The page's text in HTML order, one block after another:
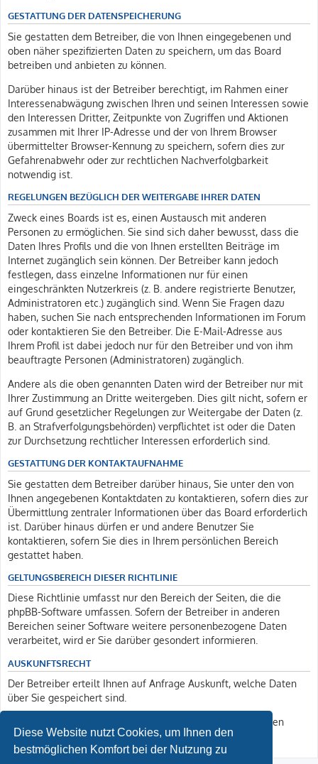
Diese Website nutzt Cookies, um Ihnen den
bestmöglichen Komfort bei der Nutzung zu
GESTATTUNG DER DATENSPEICHERUNG
Sie gestatten dem Betreiber, die von Ihnen eingegebenen und
oben näher spezifizierten Daten zu speichern, um das Board
betreiben und anbieten zu können.
Darüber hinaus ist der Betreiber berechtigt, im Rahmen einer
Interessenabwägung zwischen Ihren und seinen Interessen sowie
den Interessen Dritter, Zeitpunkte von Zugriffen und Aktionen
zusammen mit Ihrer IP-Adresse und der von Ihrem Browser
übermittelter Browser-Kennung zu speichern, sofern dies zur
Gefahrenabwehr oder zur rechtlichen Nachverfolgbarkeit
notwendig ist.
REGELUNGEN BEZÜGLICH DER WEITERGABE IHRER DATEN
Zweck eines Boards ist es, einen Austausch mit anderen
Personen zu ermöglichen. Sie sind sich daher bewusst, dass die
Daten Ihres Profils und die von Ihnen erstellten Beiträge im
Internet zugänglich sein können. Der Betreiber kann jedoch
festlegen, dass einzelne Informationen nur für einen
eingeschränkten Nutzerkreis (z. B. andere registrierte Benutzer,
Administratoren etc.) zugänglich sind. Wenn Sie Fragen dazu
haben, suchen Sie nach entsprechenden Informationen im Forum
oder kontaktieren Sie den Betreiber. Die E-Mail-Adresse aus
Ihrem Profil ist dabei jedoch nur für den Betreiber und von ihm
beauftragte Personen (Administratoren) zugänglich.
Andere als die oben genannten Daten wird der Betreiber nur mit
Ihrer Zustimmung an Dritte weitergeben. Dies gilt nicht, sofern er
auf Grund gesetzlicher Regelungen zur Weitergabe der Daten (z.
B. an Strafverfolgungsbehörden) verpflichtet ist oder die Daten
zur Durchsetzung rechtlicher Interessen erforderlich sind.
GESTATTUNG DER KONTAKTAUFNAHME
Sie gestatten dem Betreiber darüber hinaus, Sie unter den von
Ihnen angegebenen Kontaktdaten zu kontaktieren, sofern dies zur
Übermittlung zentraler Informationen über das Board erforderlich
ist. Darüber hinaus dürfen er und andere Benutzer Sie
kontaktieren, sofern Sie dies in Ihrem persönlichen Bereich
gestattet haben.
GELTUNGSBEREICH DIESER RICHTLINIE
Diese Richtlinie umfasst nur den Bereich der Seiten, die die
phpBB-Software umfassen. Sofern der Betreiber in anderen
Bereichen seiner Software weitere personenbezogene Daten
verarbeitet, wird er Sie darüber gesondert informieren.
AUSKUNFTSRECHT
Der Betreiber erteilt Ihnen auf Anfrage Auskunft, welche Daten
über Sie gespeichert sind.
Sie können jederzeit die Löschung bzw. Sperrung Ihrer Daten
verlangen. Kontaktieren Sie hierzu bitte den Betreiber.